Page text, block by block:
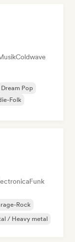
Coldwave
Dream Pop
Folk
Funk
Rock
/ Heavy metal